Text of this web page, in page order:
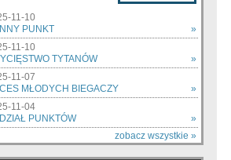
11-10
PUNKT
»
11-10
TYTANÓW
»
11-07
MŁODYCH BIEGACZY
»
11-04
PUNKTÓW
»
zobacz wszystkie »